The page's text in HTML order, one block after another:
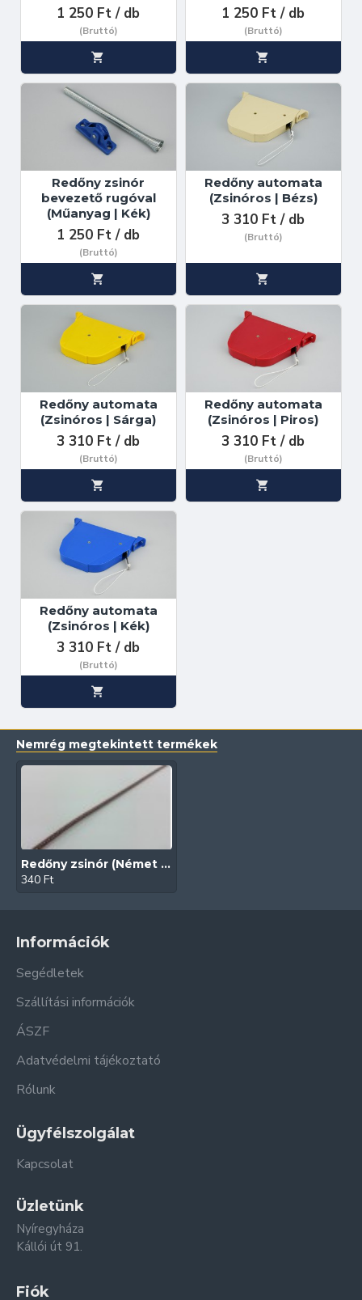
1 250 Ft / db
(Bruttó)
1 250 Ft / db
(Bruttó)
Redőny zsinór
bevezető rugóval
(Műanyag | Kék)
1 250 Ft / db
(Bruttó)
Redőny automata
(Zsinóros | Bézs)
3 310 Ft / db
(Bruttó)
Redőny automata
(Zsinóros | Sárga)
3 310 Ft / db
(Bruttó)
Redőny automata
(Zsinóros | Piros)
3 310 Ft / db
(Bruttó)
Redőny automata
(Zsinóros | Kék)
3 310 Ft / db
(Bruttó)
Nemrég megtekintett termékek
Redőny zsinór (Német | Barna)
340 Ft
Információk
Segédletek
Szállítási információk
ÁSZF
Adatvédelmi tájékoztató
Rólunk
Ügyfélszolgálat
Kapcsolat
Üzletünk
Nyíregyháza
Kállói út 91.
Fiók